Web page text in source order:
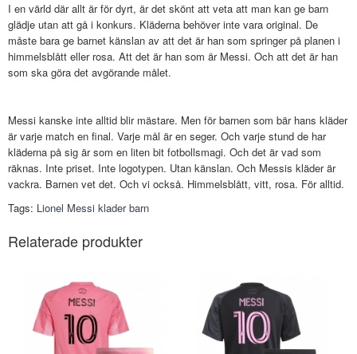
I en värld där allt är för dyrt, är det skönt att veta att man kan ge barn
glädje utan att gå i konkurs. Kläderna behöver inte vara original. De
måste bara ge barnet känslan av att det är han som springer på planen i
himmelsblått eller rosa. Att det är han som är Messi. Och att det är han
som ska göra det avgörande målet.
Messi kanske inte alltid blir mästare. Men för barnen som bär hans kläder
är varje match en final. Varje mål är en seger. Och varje stund de har
kläderna på sig är som en liten bit fotbollsmagi. Och det är vad som
räknas. Inte priset. Inte logotypen. Utan känslan. Och Messis kläder är
vackra. Barnen vet det. Och vi också. Himmelsblått, vitt, rosa. För alltid.
Tags: Lionel Messi klader barn
Relaterade produkter